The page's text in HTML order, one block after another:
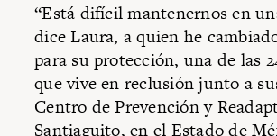
“Está difícil mantenernos en
dice Laura, a quien he
para su protección, una de las
que vive en reclusión junto a
Centro de Prevención y
Santiaguito, en el Estado de